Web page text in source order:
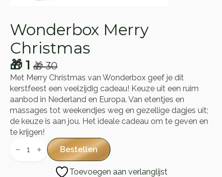
Wonderbox Merry
Christmas
🎁30
Oorspronkelijke
prijs
was:
🎁 30.
🎁 1
Huidige
prijs
is:
🎁 1.
Met Merry Christmas van Wonderbox geef je dit
kerstfeest een veelzijdig cadeau! Keuze uit een ruim
aanbod in Nederland en Europa. Van etentjes en
massages tot weekendjes weg en gezellige dagjes uit;
de keuze is aan jou. Het ideale cadeau om te geven en
te krijgen!
Wonderbox
Merry
Bestellen
Toevoegen aan verlanglijst